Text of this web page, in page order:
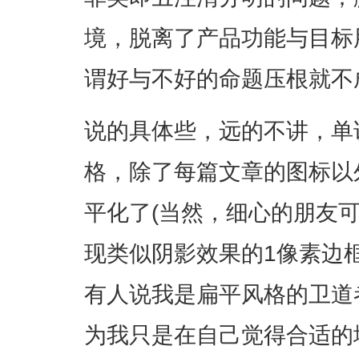
境，脱离了产品功能与目
谓好与不好的命题压根就
说的具体些，远的不讲，单
格，除了每篇文章的图标
平化了(当然，细心的朋友
现类似阴影效果的1像素边
有人说我是扁平风格的卫
为我只是在自己觉得合适